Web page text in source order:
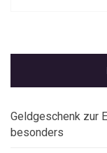
Geldgeschenk zur
besonders